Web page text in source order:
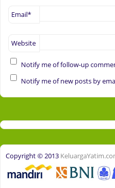
Email*
Website
Notify me of follow-up
Notify me of new posts by
Copyright © 2013